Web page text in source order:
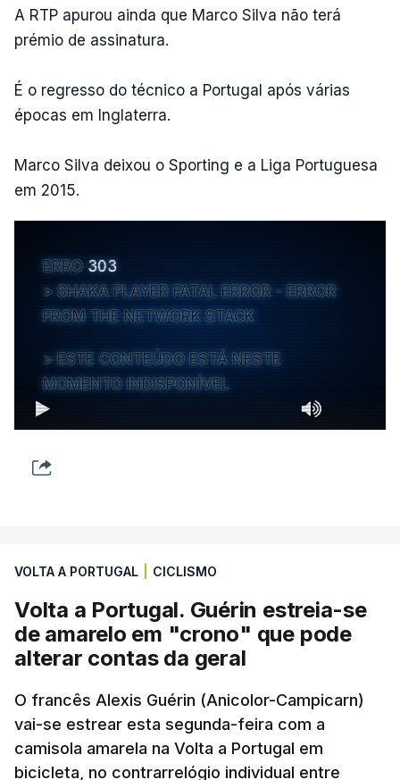
A RTP apurou ainda que Marco Silva não terá
prémio de assinatura.
É o regresso do técnico a Portugal após várias
épocas em Inglaterra.
Marco Silva deixou o Sporting e a Liga Portuguesa
em 2015.
ERRO 303
SHAKA PLAYER FATAL ERROR - ERROR
FROM THE NETWORK STACK
ESTE CONTEÚDO ESTÁ NESTE
MOMENTO INDISPONÍVEL
VOLTA A PORTUGAL CICLISMO
Volta a Portugal. Guérin estreia-se
de amarelo em "crono" que pode
alterar contas da geral
O francês Alexis Guérin (Anicolor-Campicarn)
vai-se estrear esta segunda-feira com a
camisola amarela na Volta a Portugal em
bicicleta, no contrarrelógio individual entre